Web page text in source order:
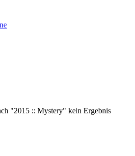
"2015 :: Mystery" kein Ergebnis